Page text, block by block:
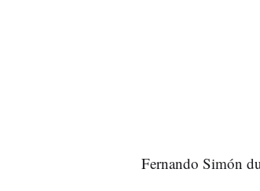
Fernando Simón